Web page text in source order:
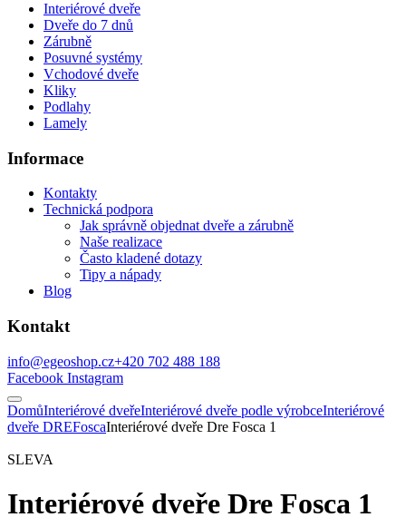
Interiérové dveře
Dveře do 7 dnů
Zárubně
Posuvné systémy
Vchodové dveře
Kliky
Podlahy
Lamely
Informace
Kontakty
Technická podpora
Jak správně objednat dveře a zárubně
Naše realizace
Často kladené dotazy
Tipy a nápady
Blog
Kontakt
info@egeoshop.cz+420 702 488 188
Facebook Instagram
DomůInteriérové dveřeInteriérové dveře podle výrobceInteriérové
dveře DREFoscaInteriérové dveře Dre Fosca 1
SLEVA
Interiérové dveře Dre Fosca 1